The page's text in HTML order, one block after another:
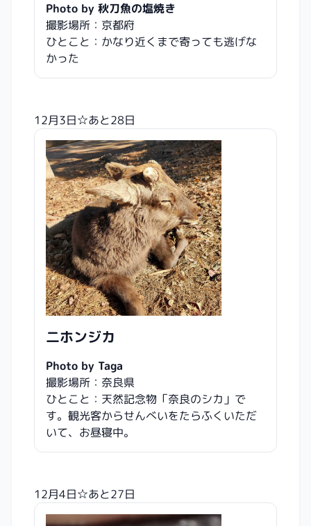
Photo by 秋刀魚の塩焼き
撮影場所：京都府
ひとこと：かなり近くまで寄っても逃げな
かった
12月3日☆あと28日
二ホンジカ
Photo by Taga
撮影場所：奈良県
ひとこと：天然記念物「奈良のシカ」で
す。観光客からせんべいをたらふくいただ
いて、お昼寝中。
12月4日☆あと27日